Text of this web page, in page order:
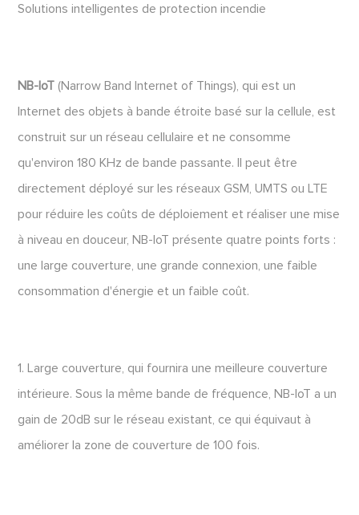
Solutions intelligentes de protection incendie
NB-IoT (Narrow Band Internet of Things), qui est un
Internet des objets à bande étroite basé sur la cellule, est
construit sur un réseau cellulaire et ne consomme
qu'environ 180 KHz de bande passante. Il peut être
directement déployé sur les réseaux GSM, UMTS ou LTE
pour réduire les coûts de déploiement et réaliser une mise
à niveau en douceur, NB-IoT présente quatre points forts :
une large couverture, une grande connexion, une faible
consommation d'énergie et un faible coût.
1. Large couverture, qui fournira une meilleure couverture
intérieure. Sous la même bande de fréquence, NB-IoT a un
gain de 20dB sur le réseau existant, ce qui équivaut à
améliorer la zone de couverture de 100 fois.